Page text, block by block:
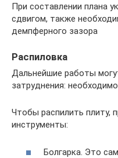
При составлении плана
сдвигом, также
демпферного зазора
Распиловка
Дальнейшие работы
затруднения:
Чтобы распилить плиту,
инструменты:
Болгарка. Это